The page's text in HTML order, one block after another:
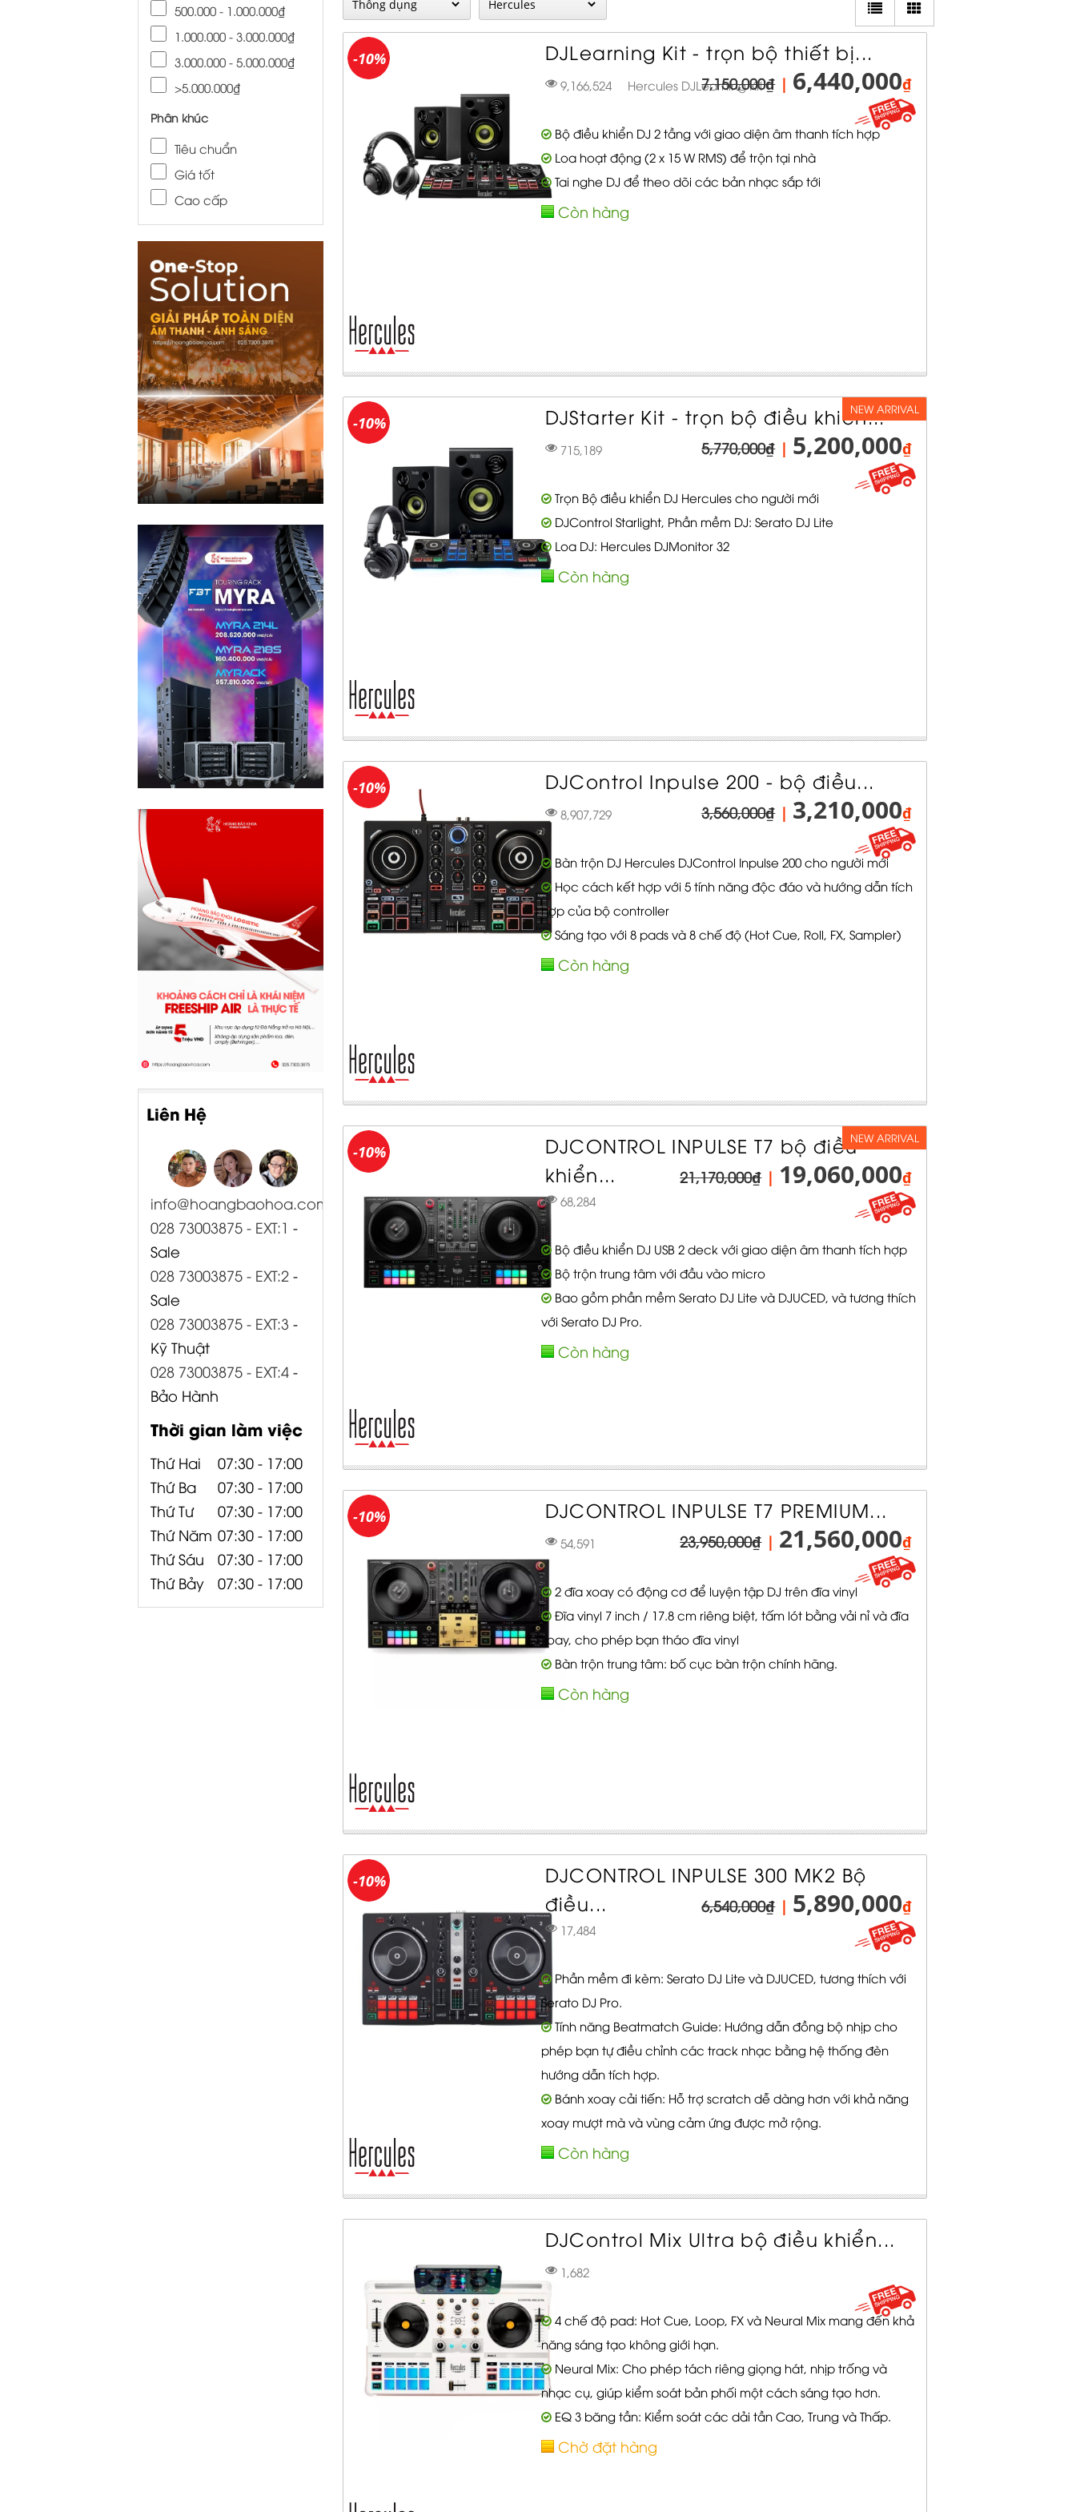
500.000 - 1.000.000₫
1.000.000 - 3.000.000₫
3.000.000 - 5.000.000₫
>5.000.000₫
Phân khúc
Tiêu chuẩn
Giá tốt
Cao cấp
Liên Hệ
info@hoangbaohoa.com
028 73003875 - EXT:1 -
Sale
028 73003875 - EXT:2 -
Sale
028 73003875 - EXT:3 -
Kỹ Thuật
028 73003875 - EXT:4 -
Bảo Hành
Thời gian làm việc
Thứ Hai
07:30 - 17:00
Thứ Ba
07:30 - 17:00
Thứ Tư
07:30 - 17:00
Thứ Năm 07:30 - 17:00
Thứ Sáu
07:30 - 17:00
Thứ Bảy
07:30 - 17:00
DJLearning Kit - trọn bộ thiết bị...
9,166,524 Hercules DJLearning Kit
7,150,000₫| 6,440,000₫
Bộ điều khiển DJ 2 tầng với giao diện âm thanh tích hợp
Loa hoạt động (2 x 15 W RMS) để trộn tại nhà
Tai nghe DJ để theo dõi các bản nhạc sắp tới
Còn hàng
-10%
DJStarter Kit - trọn bộ điều khiển...
715,189 5,770,000₫| 5,200,000₫
Trọn Bộ điều khiển DJ Hercules cho người mới
DJControl Starlight, Phần mềm DJ: Serato DJ Lite
Loa DJ: Hercules DJMonitor 32
Còn hàng
-10%
NEW ARRIVAL
DJControl Inpulse 200 - bộ điều...
8,907,729 3,560,000₫| 3,210,000₫
Bàn trộn DJ Hercules DJControl Inpulse 200 cho người mới
Học cách kết hợp với 5 tính năng độc đáo và hướng dẫn tích
hợp của bộ controller
Sáng tạo với 8 pads và 8 chế độ (Hot Cue, Roll, FX, Sampler)
Còn hàng
-10%
DJCONTROL INPULSE T7 bộ điều
khiển...
68,284
21,170,000₫| 19,060,000₫
Bộ điều khiển DJ USB 2 deck với giao diện âm thanh tích hợp
Bộ trộn trung tâm với đầu vào micro
Bao gồm phần mềm Serato DJ Lite và DJUCED, và tương thích
với Serato DJ Pro.
Còn hàng
-10%
NEW ARRIVAL
DJCONTROL INPULSE T7 PREMIUM...
54,591 23,950,000₫| 21,560,000₫
2 đĩa xoay có động cơ để luyện tập DJ trên đĩa vinyl
Đĩa vinyl 7 inch / 17.8 cm riêng biệt, tấm lót bằng vải nỉ và đĩa
xoay, cho phép bạn tháo đĩa vinyl
Bàn trộn trung tâm: bố cục bàn trộn chính hãng.
Còn hàng
-10%
DJCONTROL INPULSE 300 MK2 Bộ
điều...
17,484
6,540,000₫| 5,890,000₫
Phần mềm đi kèm: Serato DJ Lite và DJUCED, tương thích với
Serato DJ Pro.
Tính năng Beatmatch Guide: Hướng dẫn đồng bộ nhịp cho
phép bạn tự điều chỉnh các track nhạc bằng hệ thống đèn
hướng dẫn tích hợp.
Bánh xoay cải tiến: Hỗ trợ scratch dễ dàng hơn với khả năng
xoay mượt mà và vùng cảm ứng được mở rộng.
Còn hàng
-10%
DJControl Mix Ultra bộ điều khiển...
1,682
4 chế độ pad: Hot Cue, Loop, FX và Neural Mix mang đến khả
năng sáng tạo không giới hạn.
Neural Mix: Cho phép tách riêng giọng hát, nhịp trống và
nhạc cụ, giúp kiểm soát bản phối một cách sáng tạo hơn.
EQ 3 băng tần: Kiểm soát các dải tần Cao, Trung và Thấp.
Chờ đặt hàng